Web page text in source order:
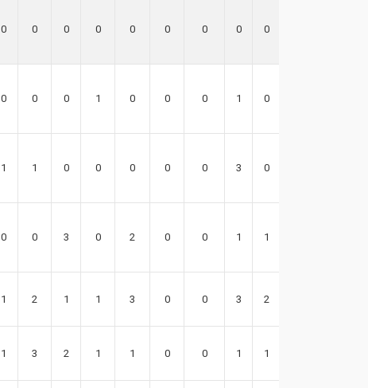
0 0 0 0 0 0 0 0 0
0 0 0 1 0 0 0 1 0
1 1 0 0 0 0 0 3 0
0 0 3 0 2 0 0 1 1
1 2 1 1 3 0 0 3 2
1 3 2 1 1 0 0 1 1